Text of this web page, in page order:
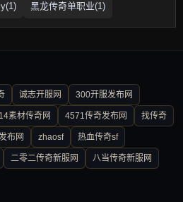
黑龙传奇单职业(1)
诚志开服网 300开服发布网
素材传奇网 4571传奇发布网 找传奇
布网 zhaosf 热血传奇sf
二零二传奇新服网 八当传奇新服网